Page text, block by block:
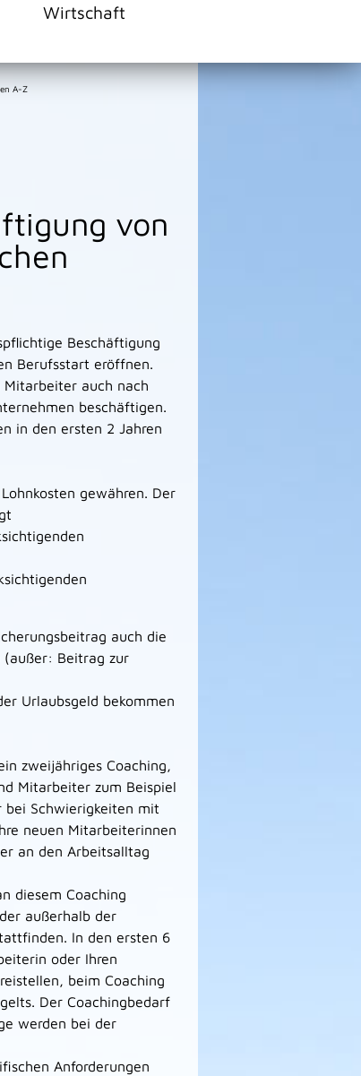
Wirtschaft
A-Z
von
Beschäftigung
Berufsstart eröffnen.
auch nach
beschäftigen.
in den ersten 2 Jahren
gewähren. Der
auch die
(außer: Beitrag zur
Urlaubsgeld bekommen
zweijähriges Coaching,
Mitarbeiter zum Beispiel
bei Schwierigkeiten mit
neuen Mitarbeiterinnen
an den Arbeitsalltag
diesem Coaching
außerhalb der
In den ersten 6
oder Ihren
beim Coaching
Der Coachingbedarf
werden bei der
Anforderungen